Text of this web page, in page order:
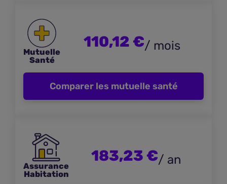
Assurance
Habitation
183,23 €/ an
Mutuelle
Santé
110,12 €/ mois
Comparer les mutuelle santé